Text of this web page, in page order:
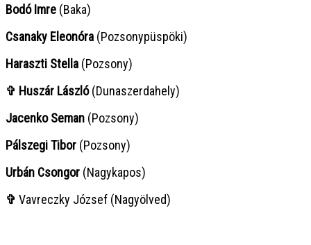
Bodó Imre (Baka)
Csanaky Eleonóra (Pozsonypüspöki)
Haraszti Stella (Pozsony)
✞ Huszár László(Dunaszerdahely)
Jacenko Seman (Pozsony)
Pálszegi Tibor (Pozsony)
Urbán Csongor (Nagykapos)
✞ Vavreczky József (Nagyölved)